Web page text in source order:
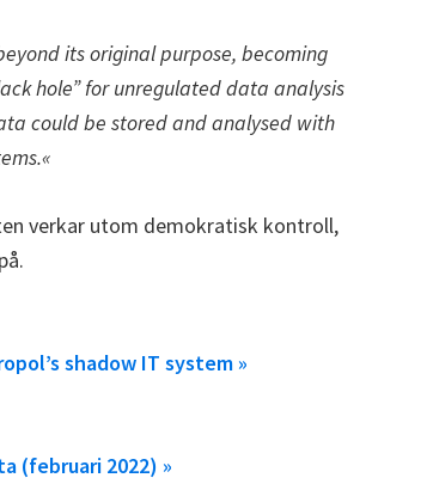
its original purpose, becoming
hole” for unregulated data analysis
could be stored and analysed with
verkar utom demokratisk kontroll,
shadow IT system »
(februari 2022) »